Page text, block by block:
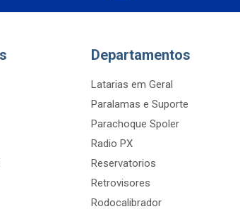
Departamentos
Latarias em Geral
Paralamas e Suporte
Parachoque Spoler
Radio PX
Reservatorios
Retrovisores
Rodocalibrador